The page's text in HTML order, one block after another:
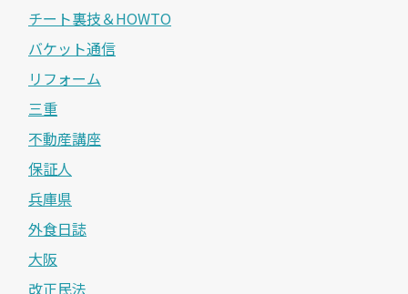
チート裏技＆HOWTO
バケット通信
リフォーム
三重
不動産講座
保証人
兵庫県
外食日誌
大阪
改正民法